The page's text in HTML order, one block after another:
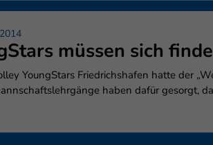
müssen sich
YoungStars Friedrichshafen hatte der
haben dafür gesorgt,